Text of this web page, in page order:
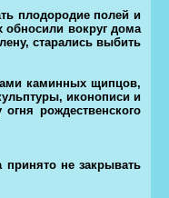
плодородие полей и
вокруг дома
старались выбить
каминных щипцов,
иконописи и
рождественского
не закрывать